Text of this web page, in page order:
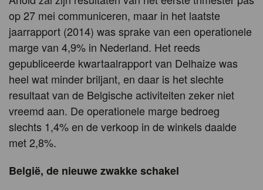
op 27 mei communiceren, maar in het laatste
jaarrapport (2014) was sprake van een operationele
marge van 4,9% in Nederland. Het reeds
gepubliceerde kwartaalrapport van Delhaize was
heel wat minder briljant, en daar is het slechte
resultaat van de Belgische activiteiten zeker niet
vreemd aan. De operationele marge bedroeg
slechts 1,4% en de verkoop in de winkels daalde
met 2,8%.
België, de nieuwe zwakke schakel